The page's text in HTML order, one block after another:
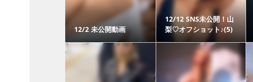
12/2 未公開動画
12/12 SNS未公開！山
梨♡オフショット♪(5)